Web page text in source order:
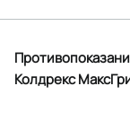
Колдрекс